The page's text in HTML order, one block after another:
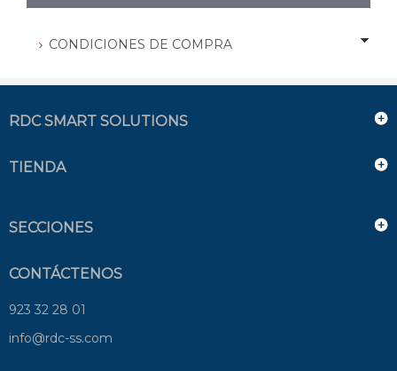
CONDICIONES DE COMPRA
RDC SMART SOLUTIONS
TIENDA
SECCIONES
CONTÁCTENOS
923 32 28 01
info@rdc-ss.com